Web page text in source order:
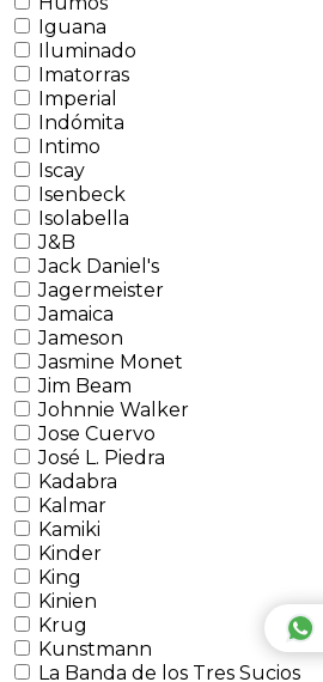
Iguana
Iluminado
Imatorras
Imperial
Indómita
Intimo
Iscay
Isenbeck
Isolabella
J&B
Jack Daniel's
Jagermeister
Jamaica
Jameson
Jasmine Monet
Jim Beam
Johnnie Walker
Jose Cuervo
José L. Piedra
Kadabra
Kalmar
Kamiki
Kinder
King
Kinien
Krug
Kunstmann
La Banda de los Tres Sucios